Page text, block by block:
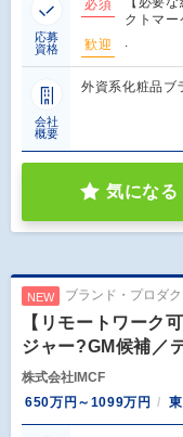
応募
資格
必須
クトマ
歓迎
.
会社
概要
外資系化粧品ブ
気になる
NEW ブランド・プロダ
【リモートワーク
ジャー?GM候補／
株式会社IMCF
650万円～1099万円